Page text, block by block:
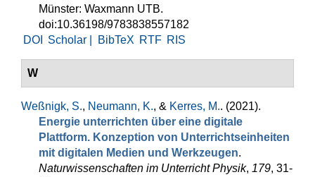
Münster: Waxmann UTB.
doi:10.36198/9783838557182
DOI
Scholar | BibTeX RTF RIS
W
Weßnigk, S., Neumann, K., & Kerres, M.. (2021).
Energie unterrichten über eine digitale
Plattform. Konzeption von Unterrichtseinheiten
mit digitalen Medien und Werkzeugen.
Naturwissenschaften im Unterricht Physik, 179, 31-